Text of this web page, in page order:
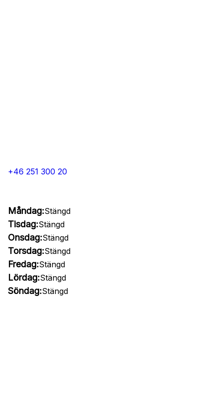
+46 251 300 20
Måndag:Stängd
Tisdag:Stängd
Onsdag:Stängd
Torsdag:Stängd
Fredag:Stängd
Lördag:Stängd
Söndag:Stängd